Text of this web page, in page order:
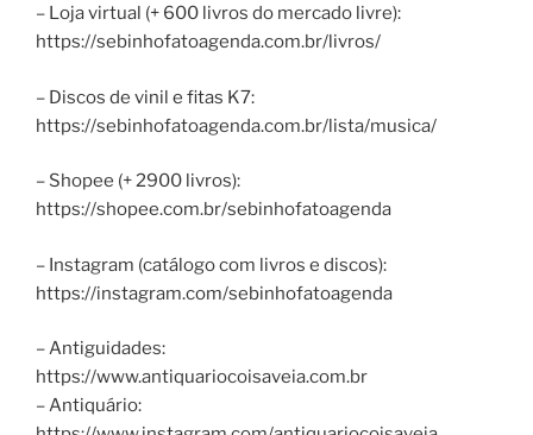
– Loja virtual (+ 600 livros do mercado livre):
https://sebinhofatoagenda.com.br/livros/
– Discos de vinil e fitas K7:
https://sebinhofatoagenda.com.br/lista/musica/
– Shopee (+ 2900 livros):
https://shopee.com.br/sebinhofatoagenda
– Instagram (catálogo com livros e discos):
https://instagram.com/sebinhofatoagenda
– Antiguidades:
https://www.antiquariocoisaveia.com.br
– Antiquário: